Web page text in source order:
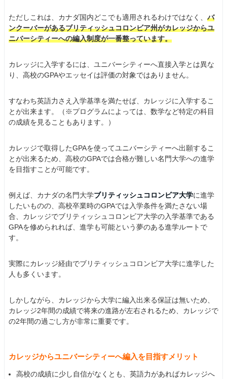
ただしこれは、カナダ国内どこでも適用されるわけではなく、 バ
ンクーバーがあるブリティッシュコロンビア州がカレッジからユ
ニバーシティーへの編入制度が一番整っています。
カレッジに入学するには、ユニバーシティーへ直接入学とは異な
り、高校のGPAやエッセイは評価の対象ではありません。
すなわち英語力さえ入学基準を満たせば、カレッジに入学するこ
とが出来ます。（※プログラムによっては、数学など特定の科目
の成績を見ることもあります。）
カレッジで取得したGPAを使ってユニバーシティーへ出願するこ
とが出来るため、高校のGPAでは合格が難しい名門大学への進学
を目指すことが可能です。
例えば、カナダの名門大学ブリティッシュコロンビア大学に進学
したいものの、高校卒業時のGPAでは入学条件を満たさない場
合、カレッジでブリティッシュコロンビア大学の入学基準である
GPAを修められれば、進学も可能という夢のある進学ルートで
す。
実際にカレッジ経由でブリティッシュコロンビア大学に進学した
人も多くいます。
しかしながら、カレッジから大学に編入出来る保証は無いため、
カレッジ2年間の成績で将来の進路が左右されるため、カレッジで
の2年間の過ごし方が非常に重要です。
カレッジからユニバーシティーへ編入を目指すメリット
高校の成績に少し自信がなくとも、英語力があればカレッジへ